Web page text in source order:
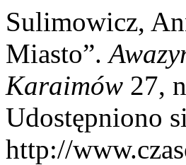
Sulimowicz,
Miasto”.
Karaimów 27,
Udostępniono
http://